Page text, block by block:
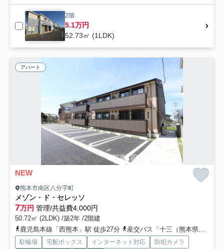
2階
5.1万円
52.73㎡ (1LDK)
アパート
NEW
熊本市南区八分字町
メゾン・ド・セレッソ
7万円 管理/共益費4,000円
50.72㎡ (2LDK) /築2年 /2階建
鹿児島本線「西熊本」駅 徒歩27分
産交バス「十三（熊本県）」バス停下車 徒歩5分
駐輪場 宅配ボックス インターネット対応
防犯カメラ